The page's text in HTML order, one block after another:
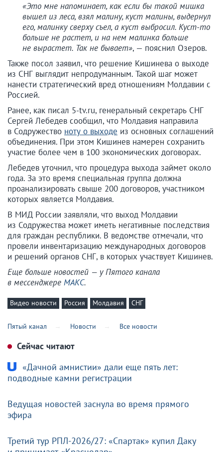
«Это мне напоминает, как если бы такой мишка
вышел из леса, взял малину, куст малины, выдернул
его, малинку сверху съел, а куст выбросил. Куст-то
больше не растет, и на нем малинка больше
не вырастет. Так не бывает», — пояснил Озеров.
Также посол заявил, что решение Кишинева о выходе
из СНГ выглядит непродуманным. Такой шаг может
нанести стратегический вред отношениям Молдавии с
Россией.
Ранее, как писал 5-tv.ru, генеральный секретарь СНГ
Сергей Лебедев сообщил, что Молдавия направила
в Содружество ноту о выходе из основных соглашений
объединения. При этом Кишинев намерен сохранить
участие более чем в 100 экономических договорах.
Лебедев уточнил, что процедура выхода займет около
года. За это время специальная группа должна
проанализировать свыше 200 договоров, участником
которых является Молдавия.
В МИД России заявляли, что выход Молдавии
из Содружества может иметь негативные последствия
для граждан республики. В ведомстве отмечали, что
провели инвентаризацию международных договоров
и решений органов СНГ, в которых участвует Кишинев.
Еще больше новостей — у Пятого канала
в мессенджере МАКС.
Видео новости Россия Молдавия СНГ
Пятый канал Новости Все новости
Сейчас читают
«Дачной амнистии» дали еще пять лет:
подводные камни регистрации
Ведущая новостей заснула во время прямого
эфира
Третий тур РПЛ-2026/27: «Спартак» купил Даку